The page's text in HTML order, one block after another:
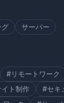
グ サーバー
#リモートワーク
ト制作 #セキ